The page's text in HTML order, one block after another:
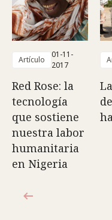
Artículo
01-11-
2017
Red Rose: la
tecnología
que sostiene
nuestra labor
humanitaria
en Nigeria